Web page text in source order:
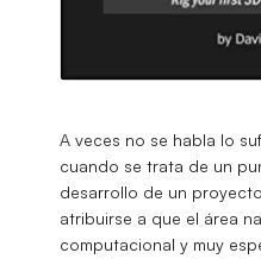
A veces no se habla lo
cuando se trata de un
desarrollo de un
atribuirse a que el área
computacional y muy